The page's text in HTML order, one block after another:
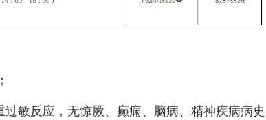
敏反应，无惊厥、癫痫、脑病、精神疾病病史